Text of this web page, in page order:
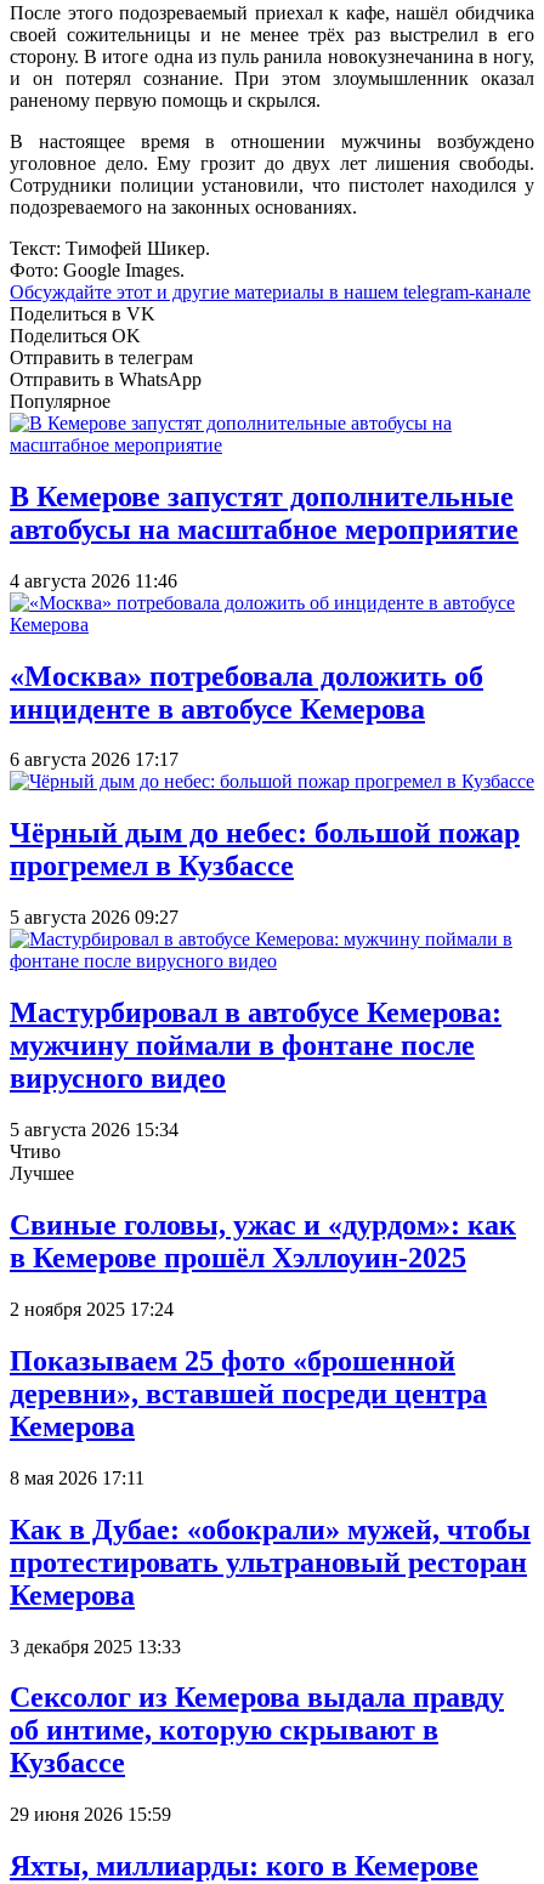
После этого подозреваемый приехал к кафе, нашёл обидчика
своей сожительницы и не менее трёх раз выстрелил в его
сторону. В итоге одна из пуль ранила новокузнечанина в ногу,
и он потерял сознание. При этом злоумышленник оказал
раненому первую помощь и скрылся.
В настоящее время в отношении мужчины возбуждено
уголовное дело. Ему грозит до двух лет лишения свободы.
Сотрудники полиции установили, что пистолет находился у
подозреваемого на законных основаниях.
Текст: Тимофей Шикер.
Фото: Google Images.
Обсуждайте этот и другие материалы в нашем telegram-канале
Поделиться в VK
Поделиться OK
Отправить в телеграм
Отправить в WhatsApp
Популярное
В Кемерове запустят дополнительные
автобусы на масштабное мероприятие
4 августа 2026 11:46
«Москва» потребовала доложить об
инциденте в автобусе Кемерова
6 августа 2026 17:17
Чёрный дым до небес: большой пожар
прогремел в Кузбассе
5 августа 2026 09:27
Мастурбировал в автобусе Кемерова:
мужчину поймали в фонтане после
вирусного видео
5 августа 2026 15:34
Чтиво
Лучшее
Свиные головы, ужас и «дурдом»: как
в Кемерове прошёл Хэллоуин-2025
2 ноября 2025 17:24
Показываем 25 фото «брошенной
деревни», вставшей посреди центра
Кемерова
8 мая 2026 17:11
Как в Дубае: «обокрали» мужей, чтобы
протестировать ультрановый ресторан
Кемерова
3 декабря 2025 13:33
Сексолог из Кемерова выдала правду
об интиме, которую скрывают в
Кузбассе
29 июня 2026 15:59
Яхты, миллиарды: кого в Кемерове